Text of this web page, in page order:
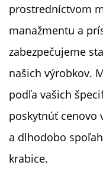
prostredníctvom
manažmentu a
zabezpečujeme
našich výrobkov.
podľa vašich
poskytnúť cenovo
a dlhodobo
krabice.